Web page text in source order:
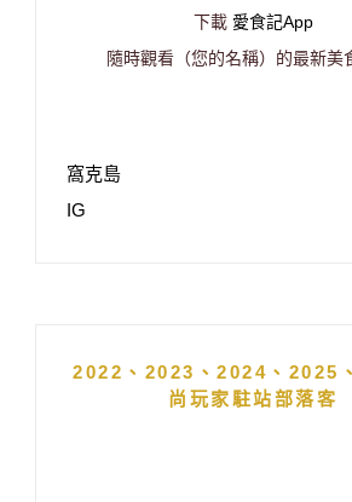
下載 愛食記App
隨時觀看（您的名稱）的最新美
窩克島
IG
2022、2023、2024、2025
尚玩家駐站部落客